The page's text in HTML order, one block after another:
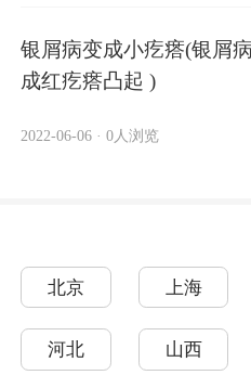
银屑病变成小疙瘩(银屑
成红疙瘩凸起 )
2022-06-06 · 0人浏览
北京 上海
河北 山西